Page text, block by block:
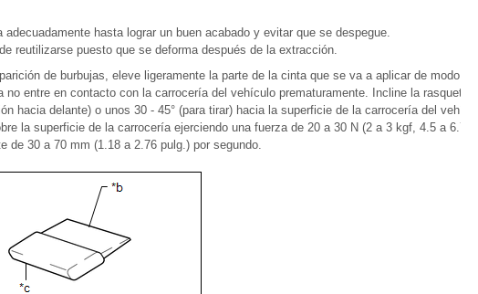
adecuadamente hasta lograr un buen acabado y evitar que se despegue.
reutilizarse puesto que se deforma después de la extracción.
de burbujas, eleve ligeramente la parte de la cinta que se va a aplicar de modo
no entre en contacto con la carrocería del vehículo prematuramente. Incline la rasqueta
hacia delante) o unos 30 - 45° (para tirar) hacia la superficie de la carrocería del
la superficie de la carrocería ejerciendo una fuerza de 20 a 30 N (2 a 3 kgf, 4.5 a 6.7
de 30 a 70 mm (1.18 a 2.76 pulg.) por segundo.